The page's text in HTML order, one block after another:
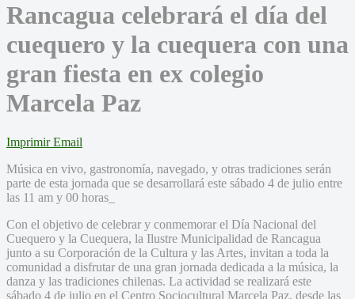
Rancagua celebrará el día del
cuequero y la cuequera con una
gran fiesta en ex colegio
Marcela Paz
Imprimir Email
Música en vivo, gastronomía, navegado, y otras tradiciones serán
parte de esta jornada que se desarrollará este sábado 4 de julio entre
las 11 am y 00 horas_
Con el objetivo de celebrar y conmemorar el Día Nacional del
Cuequero y la Cuequera, la Ilustre Municipalidad de Rancagua
junto a su Corporación de la Cultura y las Artes, invitan a toda la
comunidad a disfrutar de una gran jornada dedicada a la música, la
danza y las tradiciones chilenas. La actividad se realizará este
sábado 4 de julio en el Centro Sociocultural Marcela Paz, desde las